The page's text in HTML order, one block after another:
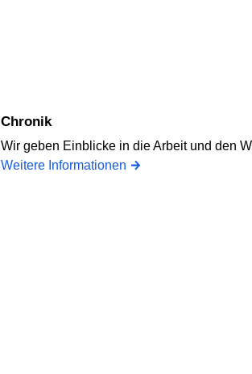
Chronik
Wir geben Einblicke in die Arbeit und den
Weitere Informationen